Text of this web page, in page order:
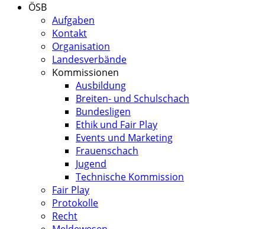
ÖSB
Aufgaben
Kontakt
Organisation
Landesverbände
Kommissionen
Ausbildung
Breiten- und Schulschach
Bundesligen
Ethik und Fair Play
Events und Marketing
Frauenschach
Jugend
Technische Kommission
Fair Play
Protokolle
Recht